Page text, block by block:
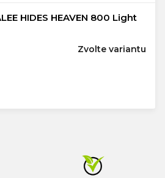
HIDES HEAVEN 800 Light
Zvolte variantu